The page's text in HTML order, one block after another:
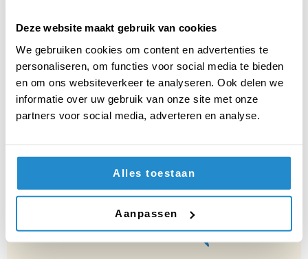
Deze website maakt gebruik van cookies
We gebruiken cookies om content en advertenties te
personaliseren, om functies voor social media te bieden
en om ons websiteverkeer te analyseren. Ook delen we
informatie over uw gebruik van onze site met onze
partners voor social media, adverteren en analyse.
Alles toestaan
Aanpassen